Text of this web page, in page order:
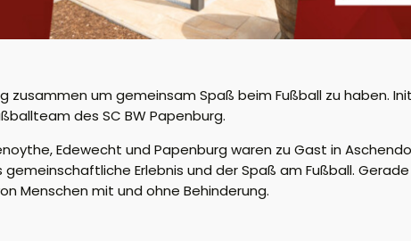
zusammen um gemeinsam Spaß beim Fußball zu haben.
des SC BW Papenburg.
Edewecht und Papenburg waren zu Gast in
gemeinschaftliche Erlebnis und der Spaß am Fußball.
Menschen mit und ohne Behinderung.